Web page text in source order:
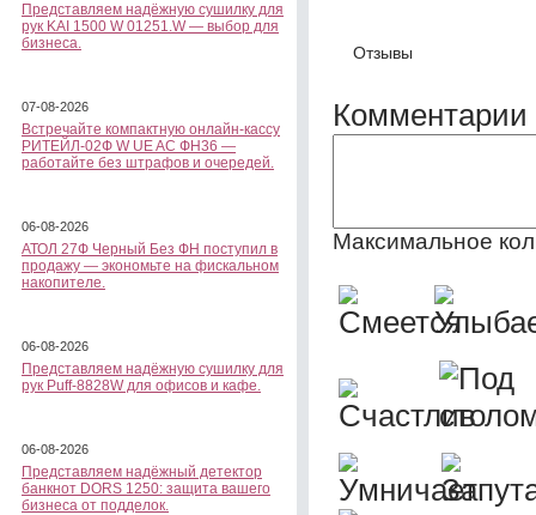
Представляем надёжную сушилку для
рук KAI 1500 W 01251.W — выбор для
бизнеса.
07-08-2026
Встречайте компактную онлайн-кассу
РИТЕЙЛ-02Ф W UE AC ФН36 —
работайте без штрафов и очередей.
06-08-2026
АТОЛ 27Ф Черный Без ФН поступил в
продажу — экономьте на фискальном
накопителе.
06-08-2026
Представляем надёжную сушилку для
рук Puff-8828W для офисов и кафе.
06-08-2026
Представляем надёжный детектор
банкнот DORS 1250: защита вашего
бизнеса от подделок.
Отзывы
Комментарии
Максимальное